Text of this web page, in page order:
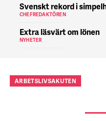
Svenskt rekord i
CHEFREDAKTÖREN
Extra läsvärt om lönen
NYHETER
ARBETSLIVSAKUTEN